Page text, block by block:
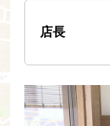
店長